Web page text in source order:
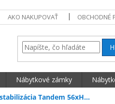
AKO NAKUPOVAŤ OBCHODNÉ
Nábytkové zámky
stabilizácia Tandem 56xH…